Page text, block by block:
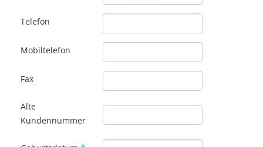
Telefon
Mobiltelefon
Fax
Alte
Kundennummer